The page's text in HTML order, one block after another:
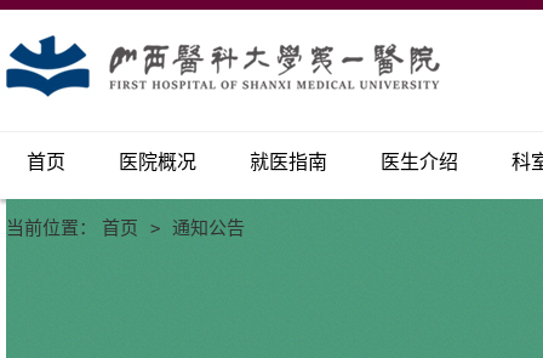
首页 医院概况 就医指南 医生介绍 科
当前位置： 首页 > 通知公告